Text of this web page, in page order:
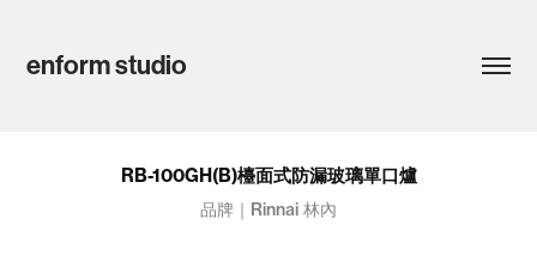
enform studio
RB-100GH(B)檯面式防漏玻璃單口爐
品牌｜Rinnai 林內